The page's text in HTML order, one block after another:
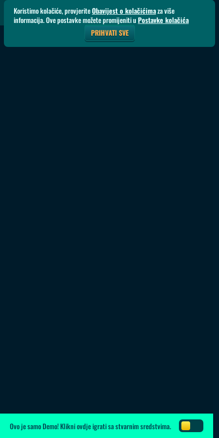
Ovo je samo Demo!Klikni ovdjeigrati sa stvarnim sredstvima.
Koristimo kolačiće, provjeriteObavijest o kolačićimaza više
informacija. Ove postavke možete promijeniti uPostavke kolačića
PRIHVATI SVE